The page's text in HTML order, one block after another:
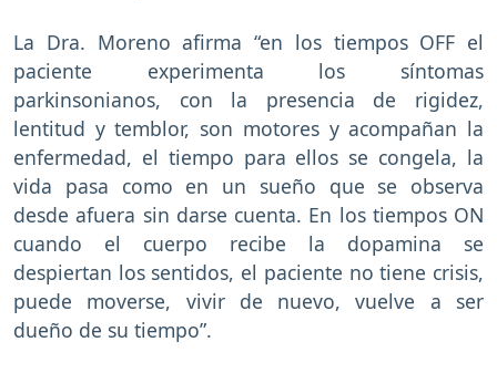
La Dra. Moreno afirma “en los tiempos OFF el
paciente experimenta los síntomas
parkinsonianos, con la presencia de rigidez,
lentitud y temblor, son motores y acompañan la
enfermedad, el tiempo para ellos se congela, la
vida pasa como en un sueño que se observa
desde afuera sin darse cuenta. En los tiempos ON
cuando el cuerpo recibe la dopamina se
despiertan los sentidos, el paciente no tiene crisis,
puede moverse, vivir de nuevo, vuelve a ser
dueño de su tiempo”.